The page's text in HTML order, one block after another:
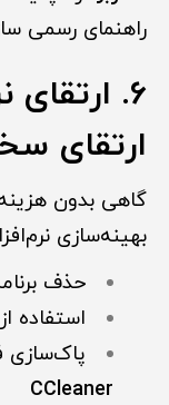
راهنمای رسمی
6.
ارتقای
گاهی بدون
بهینه‌سازی
حذف
استفاده از
پاک‌سازی
CCleaner